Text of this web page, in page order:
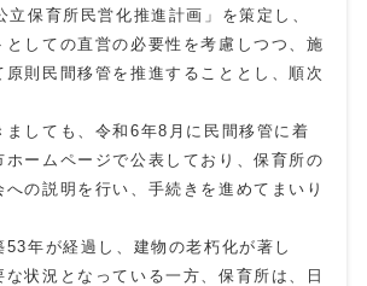
立保育所民営化推進計画」を策定し、
としての直営の必要性を考慮しつつ、施
原則民間移管を推進することとし、順次
ましても、令和6年8月に民間移管に着
ホームページで公表しており、保育所の
の説明を行い、手続きを進めてまいり
年が経過し、建物の老朽化が著し
な状況となっている一方、保育所は、日